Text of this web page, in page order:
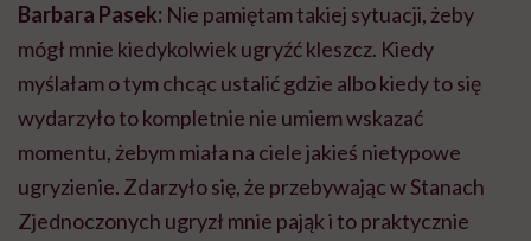
Barbara Pasek: Nie pamiętam takiej sytuacji, żeby
mógł mnie kiedykolwiek ugryźć kleszcz. Kiedy
myślałam o tym chcąc ustalić gdzie albo kiedy to się
wydarzyło to kompletnie nie umiem wskazać
momentu, żebym miała na ciele jakieś nietypowe
ugryzienie. Zdarzyło się, że przebywając w Stanach
Zjednoczonych ugryzł mnie pająk i to praktycznie